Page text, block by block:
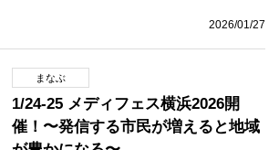
2026/01/27
まなぶ
1/24-25 メディフェス横浜2026開
催！〜発信する市民が増えると地域